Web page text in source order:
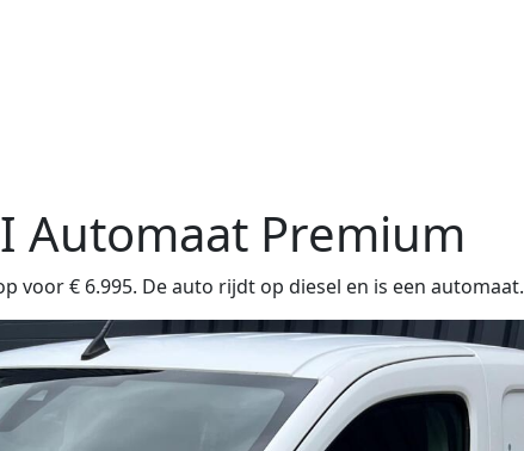
Automaat Premium
voor € 6.995. De auto rijdt op diesel en is een automaat.